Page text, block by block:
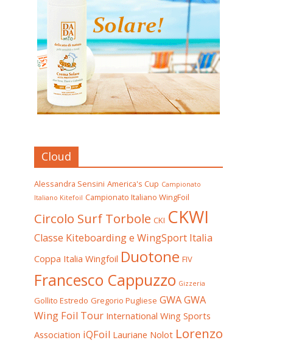
Cloud
Alessandra Sensini America's Cup Campionato
Italiano Kitefoil Campionato Italiano WingFoil
Circolo Surf Torbole CKI CKWI
Classe Kiteboarding e WingSport Italia
Coppa Italia Wingfoil Duotone FIV
Francesco Cappuzzo Gizzeria
Gollito Estredo Gregorio Pugliese GWAGWA
Wing Foil Tour International Wing Sports
Association iQFoil Lauriane Nolot Lorenzo